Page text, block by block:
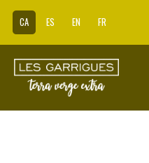
CA ES EN FR